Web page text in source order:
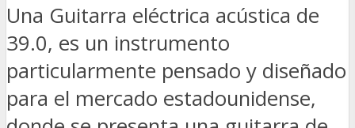
Una Guitarra eléctrica acústica de
39.0, es un instrumento
particularmente pensado y diseñado
para el mercado estadounidense,